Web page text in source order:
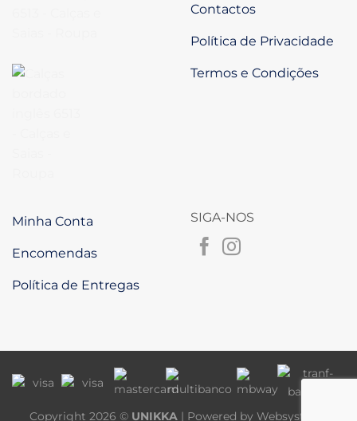
Contactos
Política de Privacidade
Termos e Condições
Minha Conta
Encomendas
Política de Entregas
SIGA-NOS
Copyright 2026 © UNIKKA| Powered by Websystems